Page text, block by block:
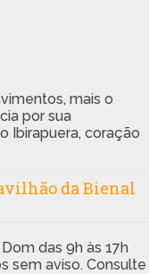
mais o
por sua
Ibirapuera, coração
da Bienal
das 9h às 17h
sem aviso. Consulte